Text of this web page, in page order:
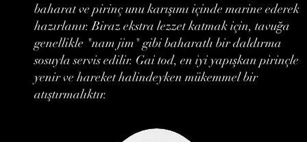
baharat ve pirinç unu karışımı içinde marine ederek
hazırlanır. Biraz ekstra lezzet katmak için, tavuğa
genellikle "nam jim" gibi baharatlı bir daldırma
sosuyla servis edilir. Gai tod, en iyi yapışkan pirinçle
yenir ve hareket halindeyken mükemmel bir
atıştırmalıktır.